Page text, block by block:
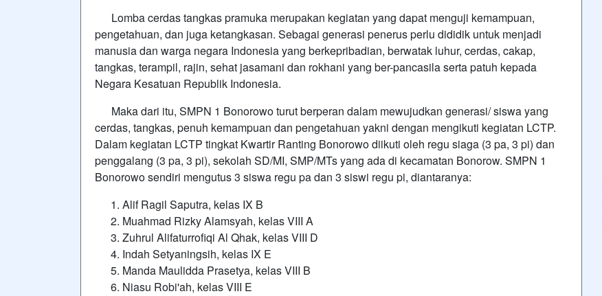
Lomba cerdas tangkas pramuka merupakan kegiatan yang dapat menguji kemampuan,
pengetahuan, dan juga ketangkasan. Sebagai generasi penerus perlu dididik untuk menjadi
manusia dan warga negara Indonesia yang berkepribadian, berwatak luhur, cerdas, cakap,
tangkas, terampil, rajin, sehat jasamani dan rokhani yang ber-pancasila serta patuh kepada
Negara Kesatuan Republik Indonesia.
Maka dari itu, SMPN 1 Bonorowo turut berperan dalam mewujudkan generasi/ siswa yang
cerdas, tangkas, penuh kemampuan dan pengetahuan yakni dengan mengikuti kegiatan LCTP.
Dalam kegiatan LCTP tingkat Kwartir Ranting Bonorowo diikuti oleh regu siaga (3 pa, 3 pi) dan
penggalang (3 pa, 3 pi), sekolah SD/MI, SMP/MTs yang ada di kecamatan Bonorow. SMPN 1
Bonorowo sendiri mengutus 3 siswa regu pa dan 3 siswi regu pi, diantaranya:
Alif Ragil Saputra, kelas IX B
Muahmad Rizky Alamsyah, kelas VIII A
Zuhrul Alifaturrofiqi Al Qhak, kelas VIII D
Indah Setyaningsih, kelas IX E
Manda Maulidda Prasetya, kelas VIII B
Niasu Robi'ah, kelas VIII E